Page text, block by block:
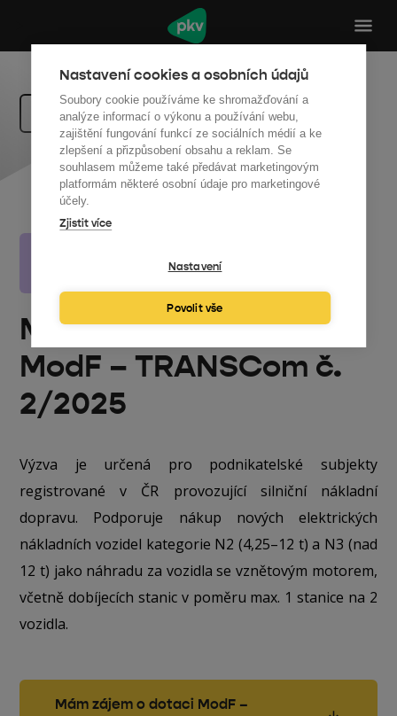
Nastavení cookies a osobních údajů
Soubory cookie používáme ke shromažďování a
analýze informací o výkonu a používání webu,
zajištění fungování funkcí ze sociálních médií a ke
zlepšení a přizpůsobení obsahu a reklam. Se
souhlasem můžeme také předávat marketingovým
platformám některé osobní údaje pro marketingové
účely.
Zjistit více
Nastavení
Povolit vše
Zpět na dotace
ModF – TRANSCom č. 2/2025
(12:00) do 30. 11. 2026 (12:00) nebo do vyčerpání
Modernizační fond |
ModF – TRANSCom č.
2/2025
Výzva je určená pro podnikatelské subjekty
registrované v ČR provozující silniční nákladní
dopravu. Podporuje nákup nových elektrických
nákladních vozidel kategorie N2 (4,25–12 t) a N3 (nad
12 t) jako náhradu za vozidla se vznětovým motorem,
včetně dobíjecích stanic v poměru max. 1 stanice na 2
vozidla.
Mám zájem o dotaci ModF –